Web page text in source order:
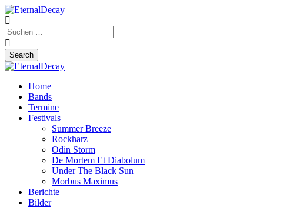
Home
Bands
Termine
Festivals
Summer Breeze
Rockharz
Odin Storm
De Mortem Et Diabolum
Under The Black Sun
Morbus Maximus
Berichte
Bilder